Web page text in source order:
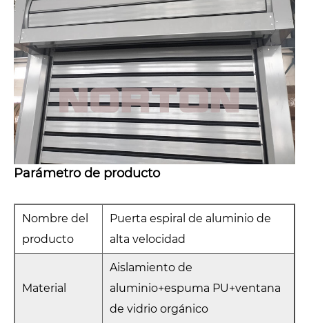
Parámetro de producto
Nombre del
producto
Puerta espiral de aluminio de
alta velocidad
Material
Aislamiento de
aluminio+espuma PU+ventana
de vidrio orgánico